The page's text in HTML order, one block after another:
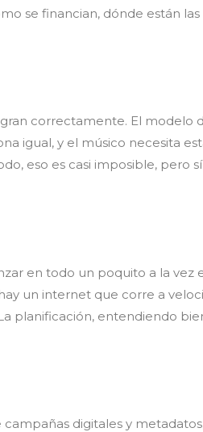
se financian, dónde están las
correctamente. El modelo
igual, y el músico necesita
eso es casi imposible, pero
en todo un poquito a la vez
un internet que corre a
planificación, entendiendo
digitales y